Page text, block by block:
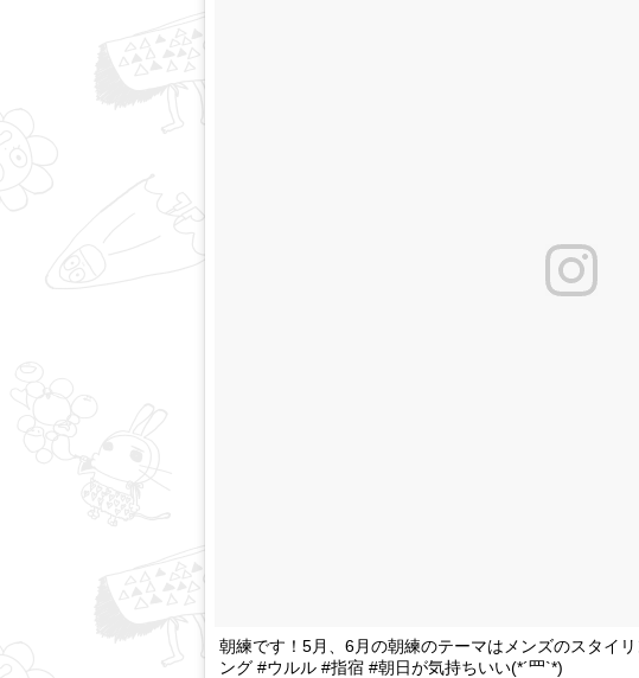
朝練です！5月、6月の朝練のテーマはメンズのスタイ
ング #ウルル #指宿 #朝日が気持ちいい(*´罒`*)